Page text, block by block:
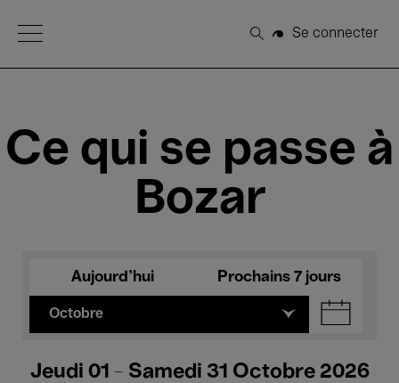
Open Menu
Rechercher
Se connecter
Ce qui se passe à
Bozar
Aujourd'hui Prochains 7 jours
Octobre
Jeudi 01 - Samedi 31 Octobre 2026